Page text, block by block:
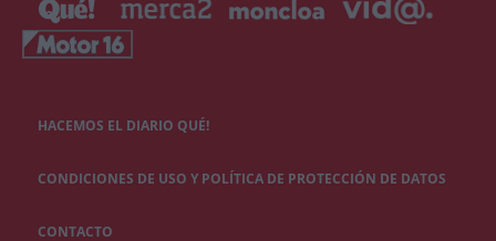
HACEMOS EL DIARIO QUÉ!
CONDICIONES DE USO Y POLÍTICA DE PROTECCIÓN DE DATOS
CONTACTO